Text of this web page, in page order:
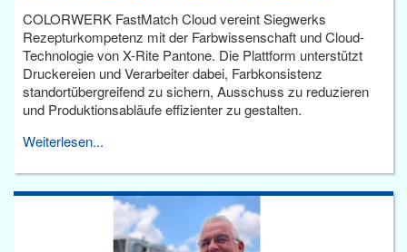
COLORWERK FastMatch Cloud vereint Siegwerks
Rezepturkompetenz mit der Farbwissenschaft und Cloud-
Technologie von X-Rite Pantone. Die Plattform unterstützt
Druckereien und Verarbeiter dabei, Farbkonsistenz
standortübergreifend zu sichern, Ausschuss zu reduzieren
und Produktionsabläufe effizienter zu gestalten.
Weiterlesen...